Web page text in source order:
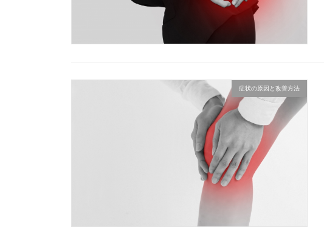
症状の原因と改善方法